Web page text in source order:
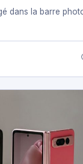
dans la barre